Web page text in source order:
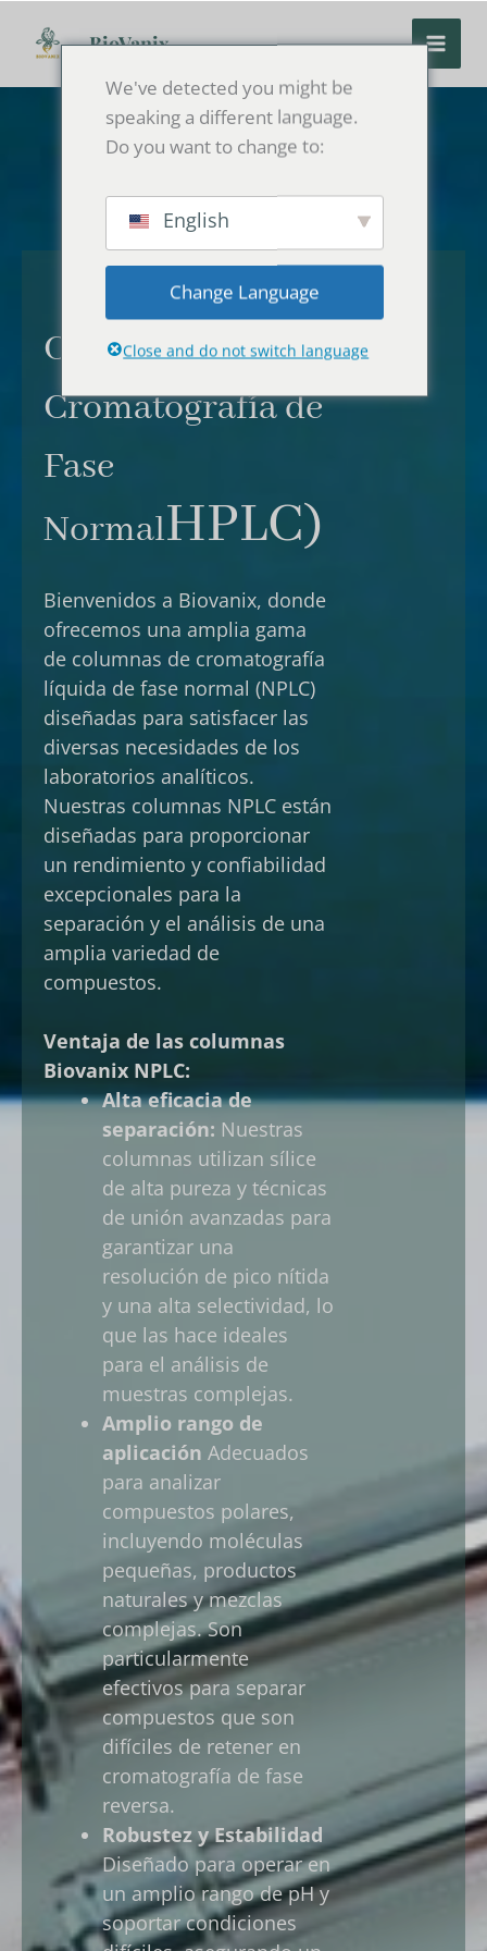
BioVanix
Columna de
Cromatografía de
Fase
NormalHPLC)
Bienvenidos a Biovanix, donde
ofrecemos una amplia gama
de columnas de cromatografía
líquida de fase normal (NPLC)
diseñadas para satisfacer las
diversas necesidades de los
laboratorios analíticos.
Nuestras columnas NPLC están
diseñadas para proporcionar
un rendimiento y confiabilidad
excepcionales para la
separación y el análisis de una
amplia variedad de
compuestos.
Ventaja de las columnas
Biovanix NPLC:
Alta eficacia de
separación: Nuestras
columnas utilizan sílice
de alta pureza y técnicas
de unión avanzadas para
garantizar una
resolución de pico nítida
y una alta selectividad, lo
que las hace ideales
para el análisis de
muestras complejas.
Amplio rango de
aplicación Adecuados
para analizar
compuestos polares,
incluyendo moléculas
pequeñas, productos
naturales y mezclas
complejas. Son
particularmente
efectivos para separar
compuestos que son
difíciles de retener en
cromatografía de fase
reversa.
Robustez y Estabilidad
Diseñado para operar en
un amplio rango de pH y
soportar condiciones
We've detected you might be
speaking a different language.
Do you want to change to:
English
Change Language
Close and do not switch language